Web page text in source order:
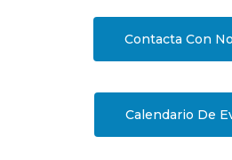
Contacta Con
Calendario De